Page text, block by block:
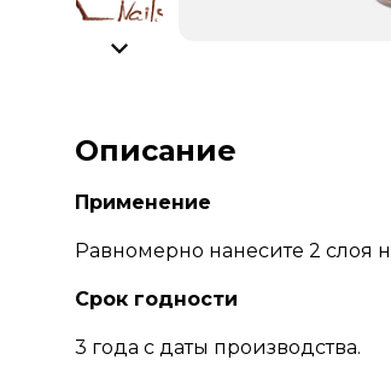
Описание
Применение
Равномерно нанесите 2 слоя
Срок годности
3 года с даты производства.